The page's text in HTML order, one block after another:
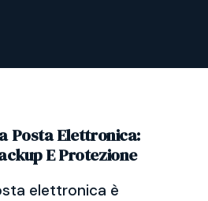
Posta Elettronica:
E Protezione
elettronica è